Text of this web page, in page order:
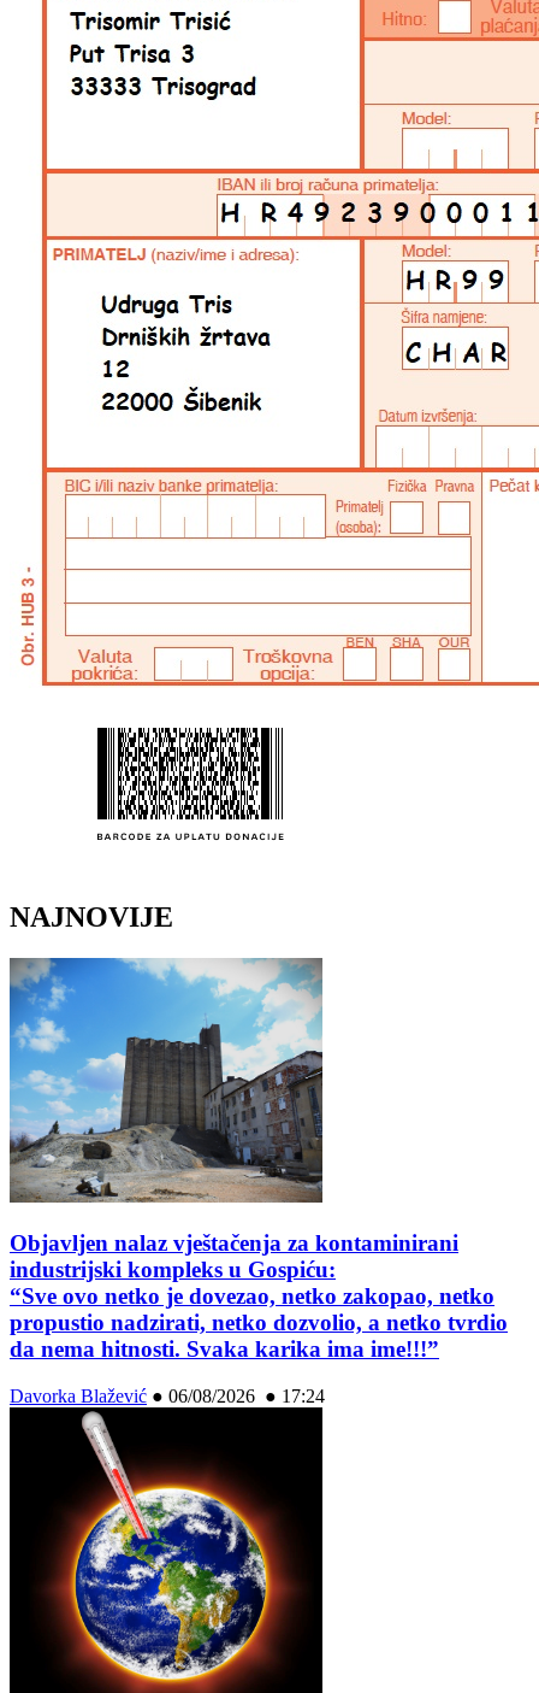
NAJNOVIJE
Objavljen nalaz vještačenja za kontaminirani
industrijski kompleks u Gospiću:
“Sve ovo netko je dovezao, netko zakopao, netko
propustio nadzirati, netko dozvolio, a netko tvrdio
da nema hitnosti. Svaka karika ima ime!!!”
Davorka Blažević ● 06/08/2026 ● 17:24